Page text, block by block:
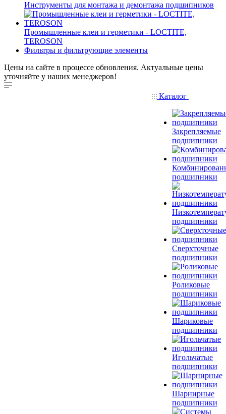
Инструменты для монтажа и демонтажа подшипников
Промышленные клеи и герметики - LOCTITE,
TEROSON
Фильтры и фильтрующие элементы
Цены на сайте в процессе обновления. Актуальные цены
уточняйте у наших менеджеров!
Каталог
Закрепляемые
подшипники
подшипники
подшипники
Сверхточные
подшипники
Роликовые
подшипники
Шариковые
подшипники
Игольчатые
подшипники
Шарнирные
подшипники